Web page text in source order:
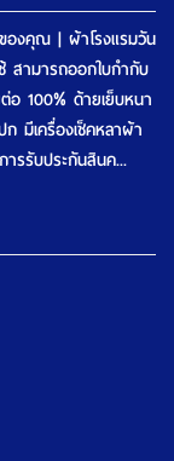
องคุณ | ผ้าโรงแรมวัน
สามารถออกใบกำกับ
100% ด้ายเย็บหนา
มีเครื่องเช็คหลาผ้า
รรับประกันสินค...